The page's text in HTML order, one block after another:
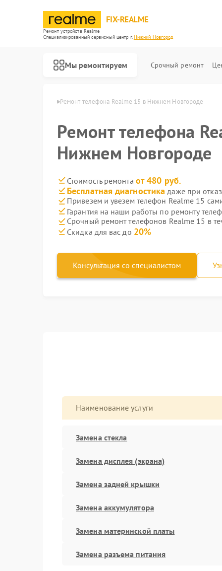
FIX-REALME
Ремонт устройств Realme
Специализированный cервисный центр г.Нижний Новгород
Мы ремонтируем Срочный ремонт
Ремонт телефона Realme 15 в Нижнем Новгороде
Ремонт телефона
Нижнем Новгороде
Стоимость ремонта от 480 руб.
Бесплатная диагностика даже при
Привезем и увезем телефон Realme 15
Гарантия на наши работы по ремонту
Срочный ремонт телефонов Realme 15 в
Скидка для вас до 20%
Консультация со специалистом
Наименование услуги
Замена стекла
Замена дисплея (экрана)
Замена задней крышки
Замена аккумулятора
Замена материнской платы
Замена разъема питания